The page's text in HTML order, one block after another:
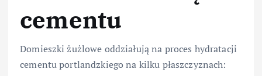
cementu
Domieszki żużlowe oddziałują na proces hydratacji
cementu portlandzkiego na kilku płaszczyznach: